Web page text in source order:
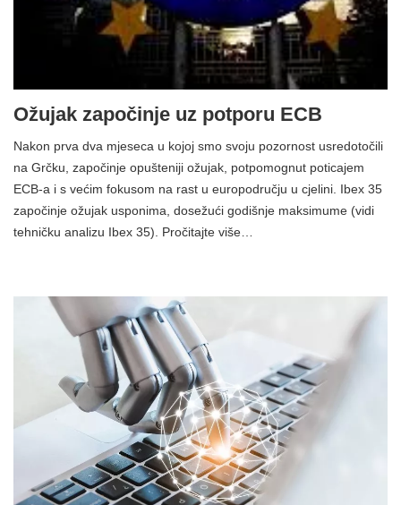
Ožujak započinje uz potporu ECB
Nakon prva dva mjeseca u kojoj smo svoju pozornost usredotočili
na Grčku, započinje opušteniji ožujak, potpomognut poticajem
ECB-a i s većim fokusom na rast u europodručju u cjelini. Ibex 35
započinje ožujak usponima, dosežući godišnje maksimume (vidi
tehničku analizu Ibex 35). Pročitajte više…